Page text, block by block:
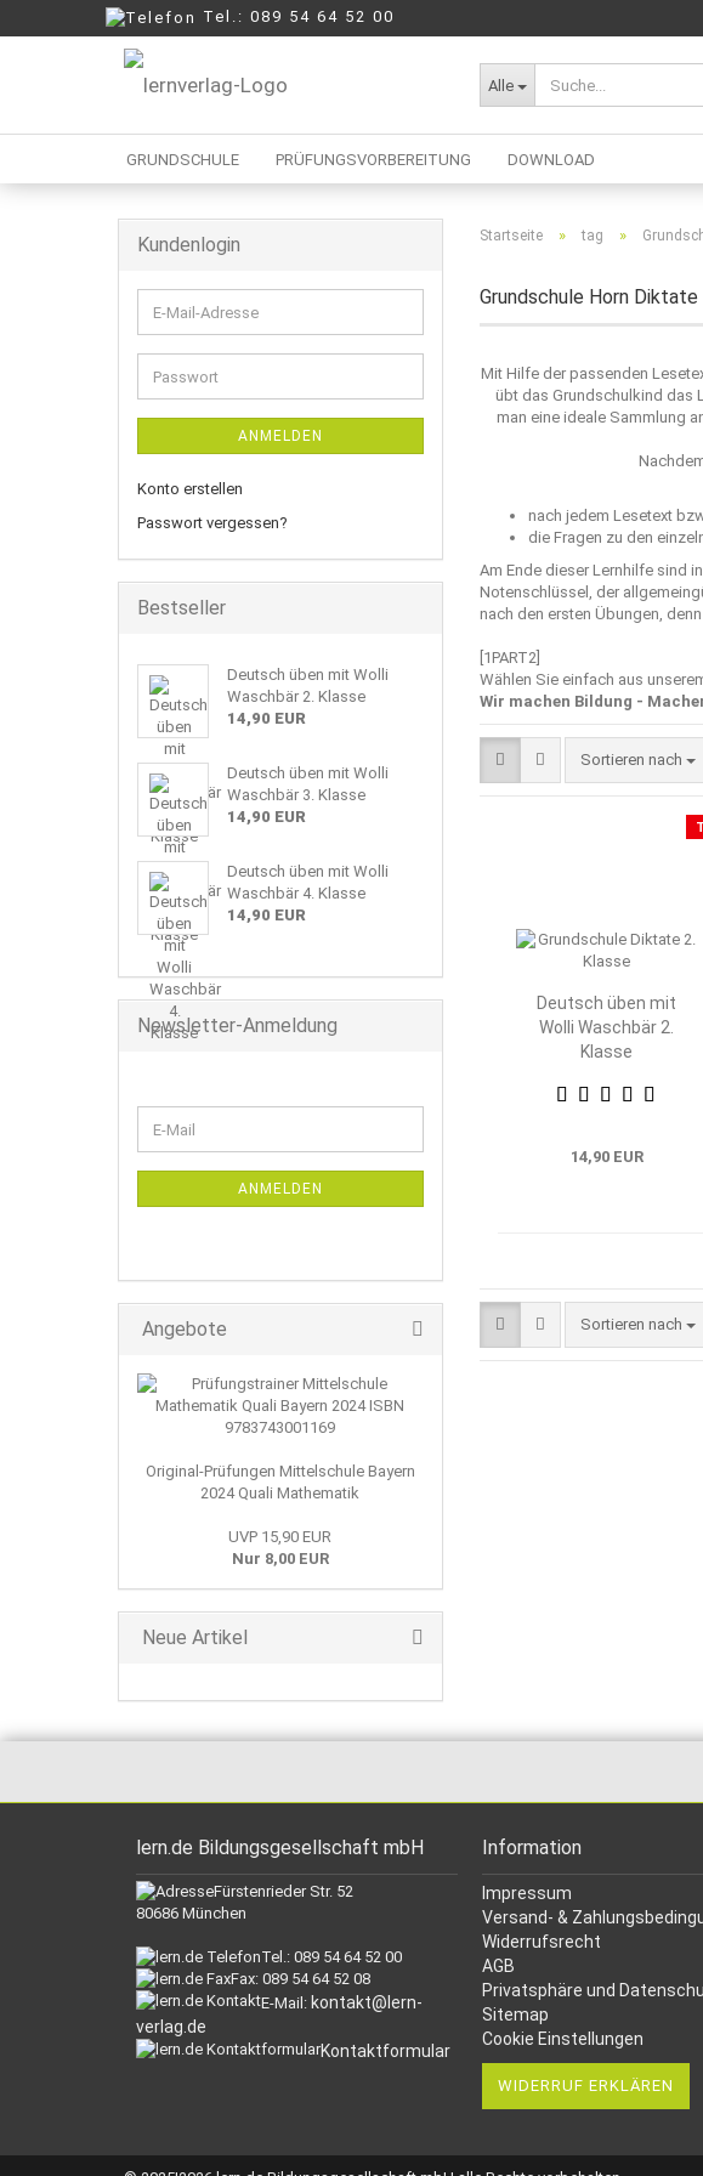
Tel.: 089 54 64 52 00
Alle
GRUNDSCHULE PRÜFUNGSVORBEREITUNG
Mittelschule
DOWNLOAD
Startseite » tag »
Grundschule Horn Diktate
Mit Hilfe der passenden
übt das Grundschulkind das
man eine ideale Sammlung
nach jedem Lesetext
die Fragen zu den
Am Ende dieser Lernhilfe sind
Notenschlüssel, der
nach den ersten Übungen,
[1PART2]
Wählen Sie einfach aus
Wir machen Bildung -
Sortieren nach
Sortieren nach
Deutsch üben mit
Wolli Waschbär 2.
Klasse
14,90 EUR
Sortieren nach
Sortieren nach
Kundenlogin
E-
Mail-
Adresse
Passwort
ANMELDEN
Konto erstellen
Passwort vergessen?
Bestseller
Deutsch üben mit Wolli
Waschbär 2. Klasse
14,90 EUR
Deutsch üben mit Wolli
Waschbär 3. Klasse
14,90 EUR
Deutsch üben mit Wolli
Waschbär 4. Klasse
14,90 EUR
Newsletter-Anmeldung
ZUR
E-
Mail
ANMELDEN
Angebote
Original-Prüfungen Mittelschule Bayern
2024 Quali Mathematik
UVP 15,90 EUR
Nur 8,00 EUR
Neue Artikel
lern.de Bildungsgesellschaft mbH
Fürstenrieder Str. 52
80686 München
Tel.: 089 54 64 52 00
Fax: 089 54 64 52 08
E-Mail: kontakt@lern-
verlag.de
Kontaktformular
Information
Impressum
Versand- &
Widerrufsrecht
AGB
Privatsphäre und
Sitemap
Cookie Einstellungen
WIDERRUF ERKLÄREN